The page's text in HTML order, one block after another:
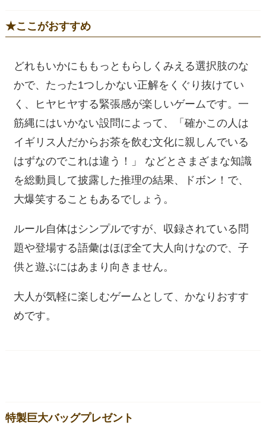
★ここがおすすめ
どれもいかにももっともらしくみえる選択肢のな
かで、たった1つしかない正解をくぐり抜けてい
く、ヒヤヒヤする緊張感が楽しいゲームです。一
筋縄にはいかない設問によって、「確かこの人は
イギリス人だからお茶を飲む文化に親しんでいる
はずなのでこれは違う！」 などとさまざまな知識
を総動員して披露した推理の結果、ドボン！で、
大爆笑することもあるでしょう。
ルール自体はシンプルですが、収録されている問
題や登場する語彙はほぼ全て大人向けなので、子
供と遊ぶにはあまり向きません。
大人が気軽に楽しむゲームとして、かなりおすす
めです。
特製巨大バッグプレゼント